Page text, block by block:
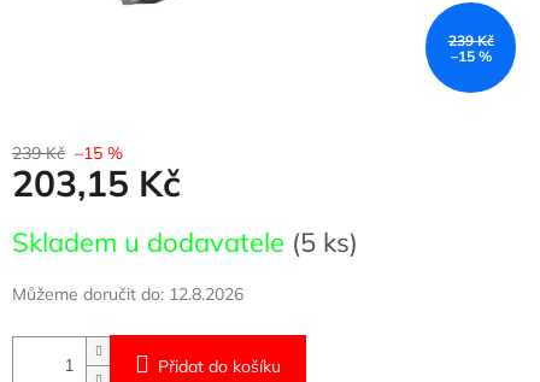
239 Kč
–15 %
239 Kč –15 %
203,15 Kč
cena:
Skladem u dodavatele (5 ks)
Můžeme doručit do: 12.8.2026
Přidat do košíku